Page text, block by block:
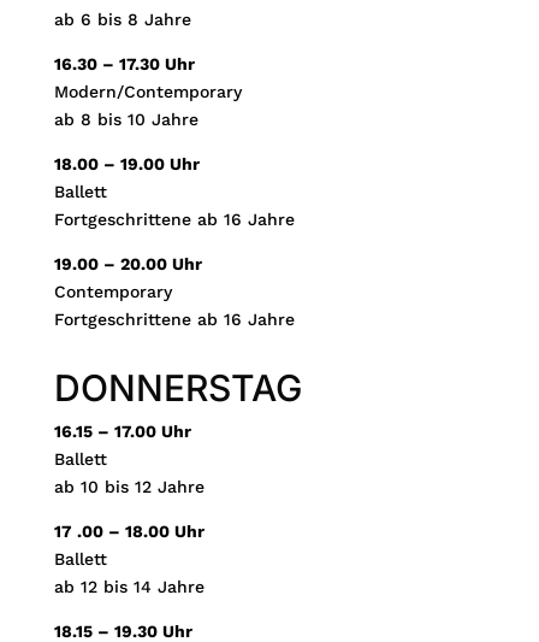
ab 6 bis 8 Jahre
16.30 – 17.30 Uhr
Modern/Contemporary
ab 8 bis 10 Jahre
18.00 – 19.00 Uhr
Ballett
Fortgeschrittene ab 16 Jahre
19.00 – 20.00 Uhr
Contemporary
Fortgeschrittene ab 16 Jahre
DONNERSTAG
16.15 – 17.00 Uhr
Ballett
ab 10 bis 12 Jahre
17 .00 – 18.00 Uhr
Ballett
ab 12 bis 14 Jahre
18.15 – 19.30 Uhr